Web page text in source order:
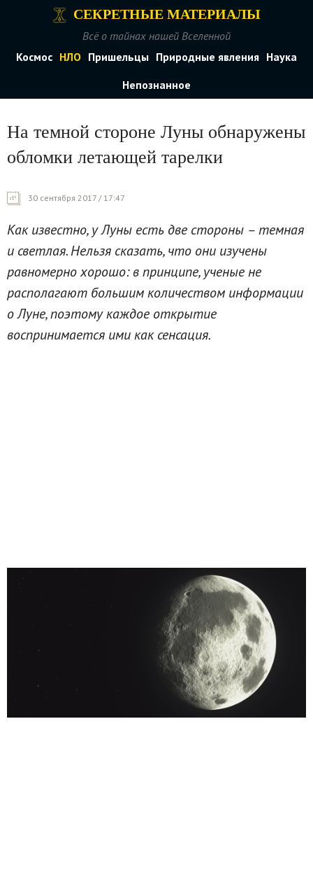
СЕКРЕТНЫЕ МАТЕРИАЛЫ
Всё о тайнах нашей Вселенной
Космос НЛО Пришельцы Природные явления Наука
Непознанное
На темной стороне Луны обнаружены
обломки летающей тарелки
30 сентября 2017 / 17:47
Как известно, у Луны есть две стороны – темная
и светлая. Нельзя сказать, что они изучены
равномерно хорошо: в принципе, ученые не
располагают большим количеством информации
о Луне, поэтому каждое открытие
воспринимается ими как сенсация.